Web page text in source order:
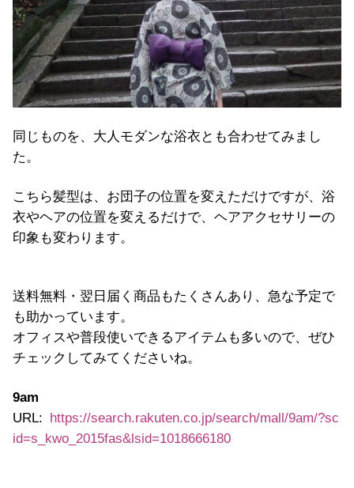
同じものを、大人モダンな浴衣とも合わせてみまし
た。
こちら髪型は、お団子の位置を変えただけですが、浴
衣やヘアの位置を変えるだけで、ヘアアクセサリーの
印象も変わります。
送料無料・翌日届く商品もたくさんあり、急な予定で
も助かっています。
オフィスや普段使いできるアイテムも多いので、ぜひ
チェックしてみてくださいね。
9am
URL: https://search.rakuten.co.jp/search/mall/9am/?sc
id=s_kwo_2015fas&lsid=1018666180